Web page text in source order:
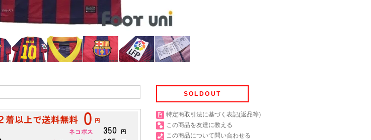
SOLDOUT
特定商取引法に基づく表記(返品等)
この商品を友達に教える
この商品について問い合わせる